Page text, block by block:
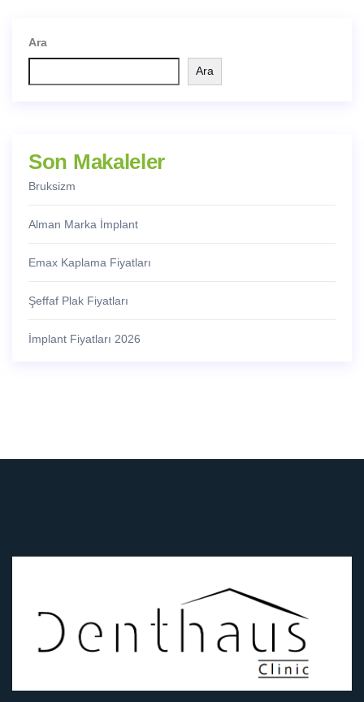
Ara
Ara
Son Makaleler
Bruksizm
Alman Marka İmplant
Emax Kaplama Fiyatları
Şeffaf Plak Fiyatları
İmplant Fiyatları 2026